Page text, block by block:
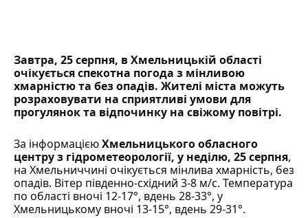
Завтра, 25 серпня, в Хмельницькій області
очікується спекотна погода з мінливою
хмарністю та без опадів. Жителі міста можуть
розраховувати на сприятливі умови для
прогулянок та відпочинку на свіжому повітрі.
За інформацієюХмельницького обласного
центру з гідрометеорології, у неділю, 25 серпня,
на Хмельниччині очікується мінлива хмарність, без
опадів. Вітер південно-східний 3-8 м/с. Температура
по області вночі 12-17°, вдень 28-33°, у
Хмельницькому вночі 13-15°, вдень 29-31°.